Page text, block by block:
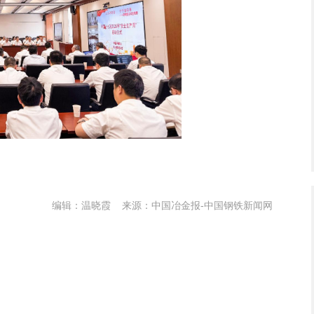
来源：中国冶金报-中国钢铁新闻网
编辑：温晓霞